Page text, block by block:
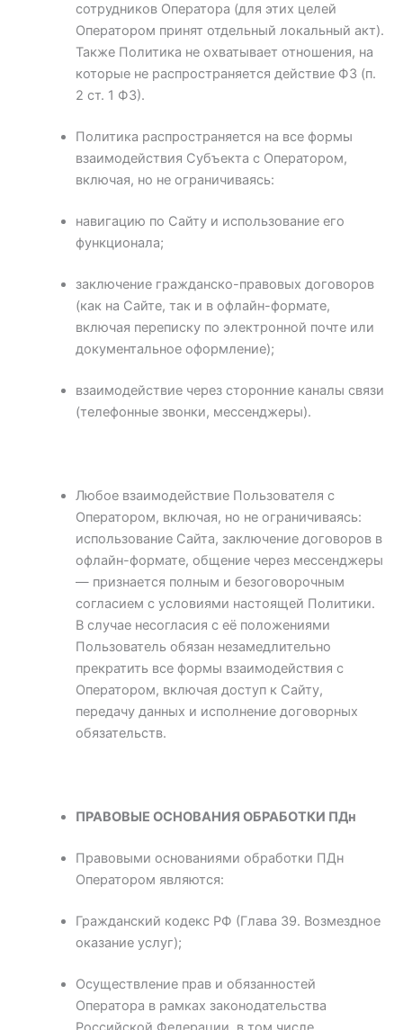
сотрудников Оператора (для этих целей
Оператором принят отдельный локальный акт).
Также Политика не охватывает отношения, на
которые не распространяется действие ФЗ (п.
2 ст. 1 ФЗ).
Политика распространяется на все формы
взаимодействия Субъекта с Оператором,
включая, но не ограничиваясь:
навигацию по Сайту и использование его
функционала;
заключение гражданско-правовых договоров
(как на Сайте, так и в офлайн-формате,
включая переписку по электронной почте или
документальное оформление);
взаимодействие через сторонние каналы связи
(телефонные звонки, мессенджеры).
Любое взаимодействие Пользователя с
Оператором, включая, но не ограничиваясь:
использование Сайта, заключение договоров в
офлайн-формате, общение через мессенджеры
— признается полным и безоговорочным
согласием с условиями настоящей Политики.
В случае несогласия с её положениями
Пользователь обязан незамедлительно
прекратить все формы взаимодействия с
Оператором, включая доступ к Сайту,
передачу данных и исполнение договорных
обязательств.
ПРАВОВЫЕ ОСНОВАНИЯ ОБРАБОТКИ ПДн
Правовыми основаниями обработки ПДн
Оператором являются:
Гражданский кодекс РФ (Глава 39. Возмездное
оказание услуг);
Осуществление прав и обязанностей
Оператора в рамках законодательства